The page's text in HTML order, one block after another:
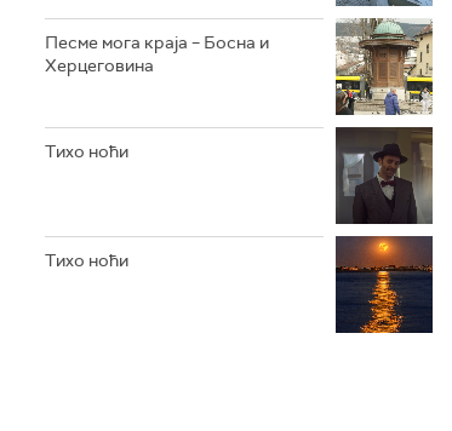
Песме мога краја – Босна и
Херцеговина
Тихо ноћи
Тихо ноћи